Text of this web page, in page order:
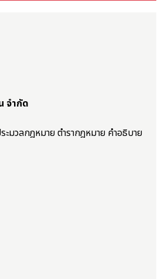
จำกัด
มวลกฎหมาย ตำรากฎหมาย คำอธิบาย